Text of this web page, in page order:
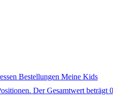
Bestellungen Meine Kids
Der Gesamtwert beträgt